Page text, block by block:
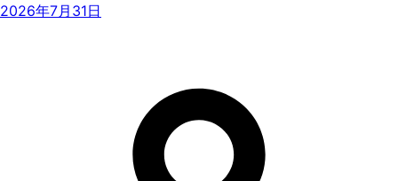
2026年7月31日